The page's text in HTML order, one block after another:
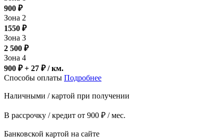
900 ₽
Зона 2
1550 ₽
Зона 3
2 500 ₽
Зона 4
900 ₽ + 27 ₽/ км.
Способы оплаты Подробнее
Наличными / картой при получении
В рассрочку / кредит от 900 ₽ / мес.
Банковской картой на сайте